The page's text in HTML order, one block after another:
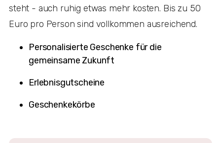
steht - auch ruhig etwas mehr kosten. Bis zu 50
Euro pro Person sind vollkommen ausreichend.
Personalisierte Geschenke für die
gemeinsame Zukunft
Erlebnisgutscheine
Geschenkekörbe